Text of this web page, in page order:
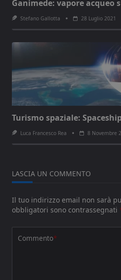
Ganimede: vapore acqueo
Stefano Gallotta 28 Luglio 2021
Turismo spaziale:
Luca Francesco Rea 8 Novembre
LASCIA UN COMMENTO
Il tuo indirizzo email non sarà
obbligatori sono contrassegnati
Commento*